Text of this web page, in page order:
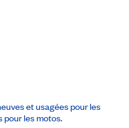
et usagées pour les
pour les motos.